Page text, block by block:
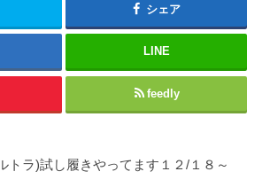
シェア
LINE
feedly
トラ)試し履きやってます１２/１８～